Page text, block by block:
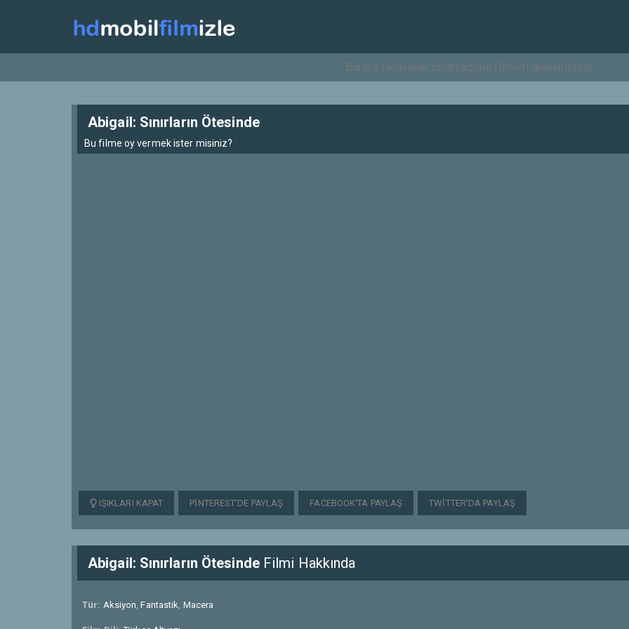
Abigail: Sınırların Ötesinde
Bu filme oy vermek ister misiniz?
IŞIKLARI KAPAT PINTEREST'DE PAYLAŞ FACEBOOK'TA PAYLAŞ TWITTER'DA PAYLAŞ
Abigail: Sınırların ÖtesindeFilmi Hakkında
Tür: Aksiyon,Fantastik, Macera